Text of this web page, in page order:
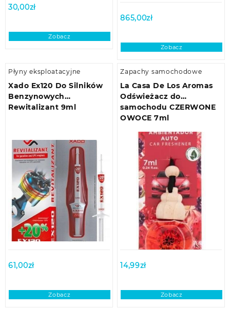
30,00zł
Zobacz
865,00zł
Zobacz
Płyny eksploatacyjne
Xado Ex120 Do Silników
Benzynowych
Rewitalizant 9ml
61,00zł
Zobacz
Zapachy samochodowe
La Casa De Los Aromas
Odświeżacz do
samochodu CZERWONE
OWOCE 7ml
14,99zł
Zobacz